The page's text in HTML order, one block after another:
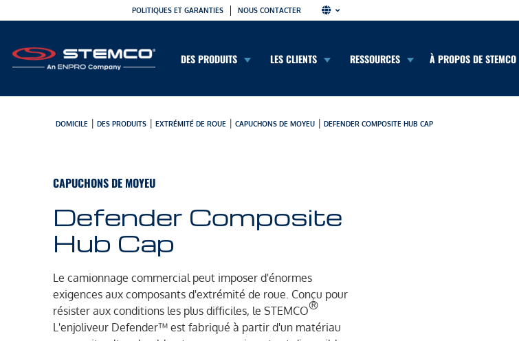
POLITIQUES ET GARANTIES NOUS CONTACTER
DES PRODUITS LES CLIENTS RESSOURCES
À PROPOS DE STEMCO
DOMICILE | DES PRODUITS| EXTRÉMITÉ DE ROUE | CAPUCHONS DE MOYEU| DEFENDER COMPOSITE HUB CAP
CAPUCHONS DE MOYEU
Defender Composite
Hub Cap
Le camionnage commercial peut imposer d'énormes
exigences aux composants d'extrémité de roue. Conçu pour
résister aux conditions les plus difficiles, le STEMCO®
L'enjoliveur Defender™ est fabriqué à partir d'un matériau